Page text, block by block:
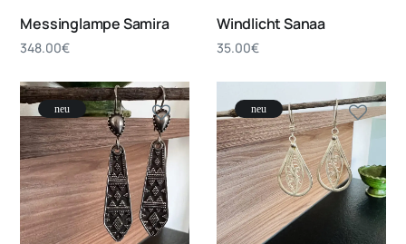
Messinglampe Samira
348.00€
Windlicht Sanaa
35.00€
neu neu